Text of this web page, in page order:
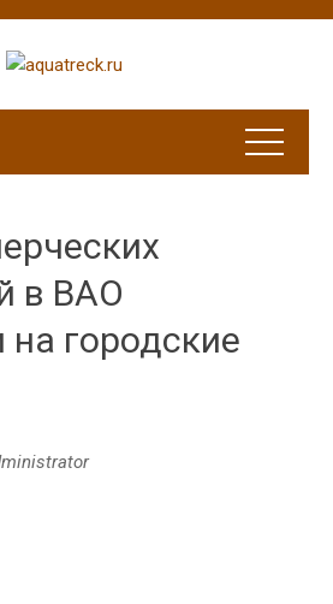
в ВАО
городские